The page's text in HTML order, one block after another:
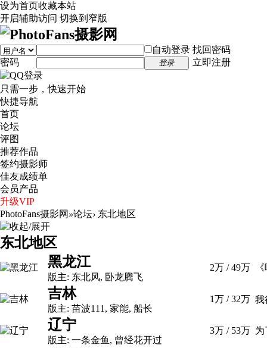
设为首页收藏本站
开启辅助访问 切换到窄版
自动登录 找回密码
密码
登录 立即注册
只需一步，快速开始
快捷导航
首页
论坛
评图
推荐作品
签约摄影师
佳友成绩单
会员产品
升级VIP
PhotoFans摄影网 »论坛› 东北地区
东北地区
黑龙江
版主: 东北风, 卧龙腾飞
2万 /49万
吉林
版主: 苗波111 , 家能, 船长
1万 /32万 我
辽宁
版主: 一条金鱼 , 曾经花开过
3万 / 53万 为